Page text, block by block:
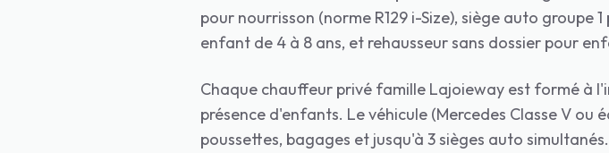
pour nourrisson (norme R129 i-Size), siège auto groupe
enfant de 4 à 8 ans, et rehausseur sans dossier pour
Chaque chauffeur privé famille Lajoieway est formé à
présence d'enfants. Le véhicule (Mercedes Classe V ou
poussettes, bagages et jusqu'à 3 sièges auto